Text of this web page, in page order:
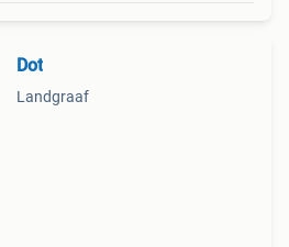
Dot
Landgraaf